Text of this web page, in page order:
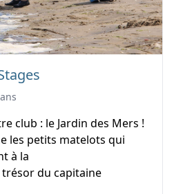
club : le Jardin des Mers !
les petits matelots qui
à la
du capitaine